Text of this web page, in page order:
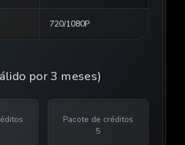
720/1080P
por 3 meses)
Pacote de créditos
5